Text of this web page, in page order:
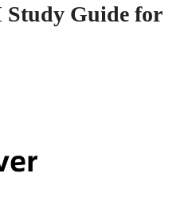
Study Guide for